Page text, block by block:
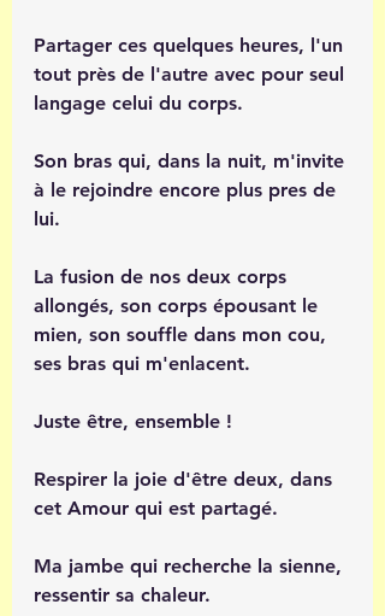
Partager ces quelques heures, l'un
tout près de l'autre avec pour seul
langage celui du corps.
Son bras qui, dans la nuit, m'invite
à le rejoindre encore plus pres de
lui.
La fusion de nos deux corps
allongés, son corps épousant le
mien, son souffle dans mon cou,
ses bras qui m'enlacent.
Juste être, ensemble !
Respirer la joie d'être deux, dans
cet Amour qui est partagé.
Ma jambe qui recherche la sienne,
ressentir sa chaleur.